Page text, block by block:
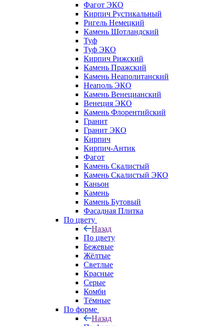
Фагот ЭКО
Кирпич Рустикальный
Ригель Немецкий
Камень Шотландский
Туф
Туф ЭКО
Кирпич Рижский
Камень Пражский
Камень Неаполитанский
Неаполь ЭКО
Камень Венецианский
Венеция ЭКО
Камень Флорентийский
Гранит
Гранит ЭКО
Кирпич
Кирпич-Антик
Фагот
Камень Скалистый
Камень Скалистый ЭКО
Каньон
Камень
Камень Бутовый
Фасадная Плитка
По цвету
Назад
По цвету
Бежевые
Жёлтые
Светлые
Красные
Серые
Комби
Тёмные
По форме
Назад